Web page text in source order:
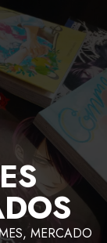
MERCADO